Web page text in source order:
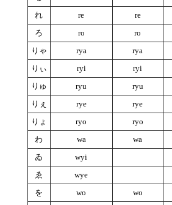
れ
re
re
ろ
ro
ro
りゃ
rya
rya
りぃ
ryi
ryi
りゅ
ryu
ryu
りぇ
rye
rye
りょ
ryo
ryo
わ
wa
wa
ゐ
wyi
ゑ
wye
を
wo
wo